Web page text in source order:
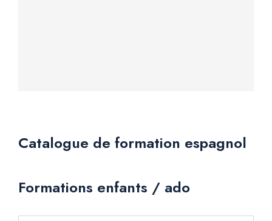
Catalogue de formation espagnol
Formations enfants / ado